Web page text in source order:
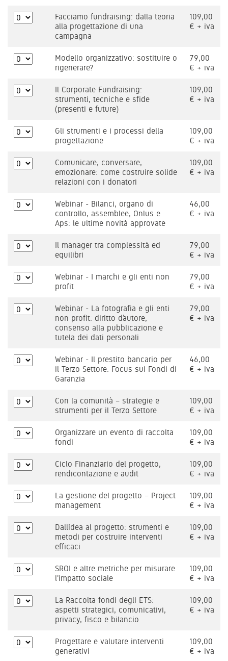
Facciamo fundraising: dalla teoria
alla progettazione di una
campagna
109,00
€ + iva
Modello organizzativo: sostituire o
rigenerare?
79,00
€ + iva
Il Corporate Fundraising:
strumenti, tecniche e sfide
(presenti e future)
109,00
€ + iva
Gli strumenti e i processi della
progettazione
109,00
€ + iva
Comunicare, conversare,
emozionare: come costruire solide
relazioni con i donatori
109,00
€ + iva
Webinar - Bilanci, organo di
controllo, assemblee, Onlus e
Aps: le ultime novità approvate
46,00
€ + iva
Il manager tra complessità ed
equilibri
79,00
€ + iva
Webinar - I marchi e gli enti non
profit
79,00
€ + iva
Webinar - La fotografia e gli enti
non profit: diritto d’autore,
consenso alla pubblicazione e
tutela dei dati personali
79,00
€ + iva
Webinar - Il prestito bancario per
il Terzo Settore. Focus sui Fondi di
Garanzia
46,00
€ + iva
Con la comunità – strategie e
strumenti per il Terzo Settore
109,00
€ + iva
Organizzare un evento di raccolta
fondi
109,00
€ + iva
Ciclo Finanziario del progetto,
rendicontazione e audit
109,00
€ + iva
La gestione del progetto – Project
management
109,00
€ + iva
Dall’idea al progetto: strumenti e
metodi per costruire interventi
efficaci
109,00
€ + iva
SROI e altre metriche per misurare
l'impatto sociale
109,00
€ + iva
La Raccolta fondi degli ETS:
aspetti strategici, comunicativi,
privacy, fisco e bilancio
109,00
€ + iva
Progettare e valutare interventi
generativi
109,00
€ + iva